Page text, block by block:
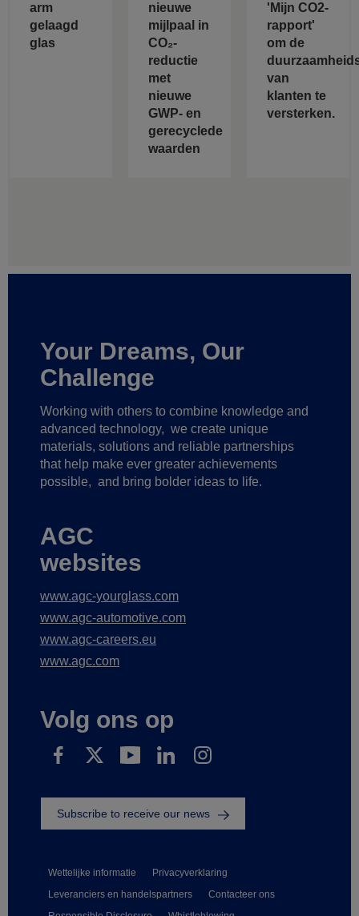
arm
gelaagd
glas
nieuwe
mijlpaal in
CO₂-
reductie
met
nieuwe
GWP- en
gerecyclede
waarden
'Mijn CO2-
rapport'
om de
van
klanten te
versterken.
Your Dreams, Our
Challenge
Working with others to combine knowledge and
advanced technology, we create unique
materials, solutions and reliable partnerships
that help make ever greater achievements
possible, and bring bolder ideas to life.
AGC
websites
www.agc-yourglass.com
www.agc-automotive.com
www.agc-careers.eu
www.agc.com
Volg ons op
Wettelijke informatie
Privacyverklaring
Leveranciers en handelspartners
Contacteer ons
Subscribe to receive our news